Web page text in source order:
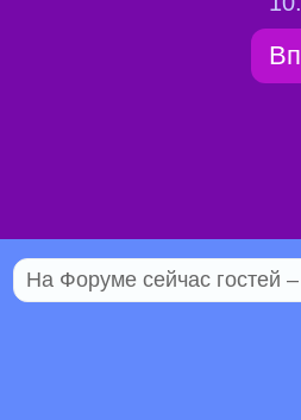
На Форуме сейчас гостей